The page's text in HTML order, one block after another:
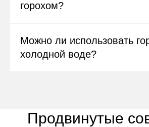
горохом?
Можно ли использовать
холодной воде?
Продвинутые